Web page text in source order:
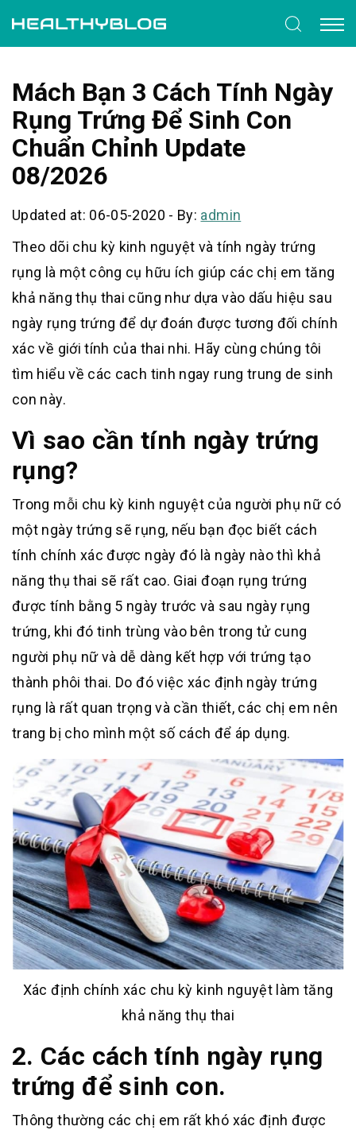
Mách Bạn 3 Cách Tính Ngày
Rụng Trứng Để Sinh Con
Chuẩn Chỉnh Update
08/2026
Updated at: 06-05-2020 - By: admin
Theo dõi chu kỳ kinh nguyệt và tính ngày trứng
rụng là một công cụ hữu ích giúp các chị em tăng
khả năng thụ thai cũng như dựa vào dấu hiệu sau
ngày rụng trứng để dự đoán được tương đối chính
xác về giới tính của thai nhi. Hãy cùng chúng tôi
tìm hiểu về các cach tinh ngay rung trung de sinh
con này.
Vì sao cần tính ngày trứng
rụng?
Trong mỗi chu kỳ kinh nguyệt của người phụ nữ có
một ngày trứng sẽ rụng, nếu bạn đọc biết cách
tính chính xác được ngày đó là ngày nào thì khả
năng thụ thai sẽ rất cao. Giai đoạn rụng trứng
được tính bằng 5 ngày trước và sau ngày rụng
trứng, khi đó tinh trùng vào bên trong tử cung
người phụ nữ và dễ dàng kết hợp với trứng tạo
thành phôi thai. Do đó việc xác định ngày trứng
rụng là rất quan trọng và cần thiết, các chị em nên
trang bị cho mình một số cách để áp dụng.
Xác định chính xác chu kỳ kinh nguyệt làm tăng
khả năng thụ thai
2. Các cách tính ngày rụng
trứng để sinh con.
Thông thường các chị em rất khó xác định được